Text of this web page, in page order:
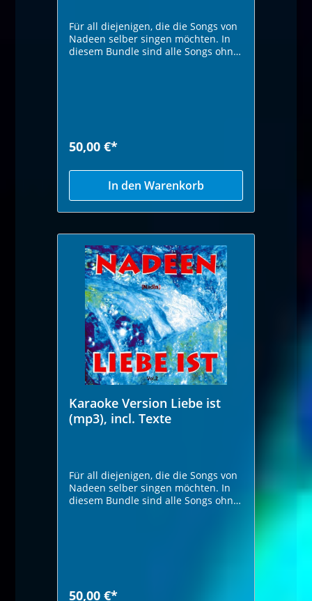
Für all diejenigen, die die Songs von
Nadeen selber singen möchten. In
diesem Bundle sind alle Songs ohne
50,00 €*
In den Warenkorb
Karaoke Version Liebe ist
(mp3), incl. Texte
Für all diejenigen, die die Songs von
Nadeen selber singen möchten. In
diesem Bundle sind alle Songs ohne
50,00 €*